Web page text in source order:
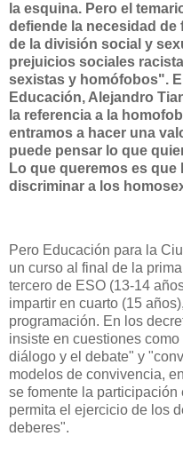
la esquina. Pero el
defiende la necesidad
de la división social y
prejuicios sociales
sexistas y homófobos".
Educación, Alejandro
la referencia a la
entramos a hacer una
puede pensar lo que
Lo que queremos es
discriminar a los
Pero Educación para la
un curso al final de la
tercero de ESO (13-14
impartir en cuarto (15
programación. En los
insiste en cuestiones
diálogo y el debate" y
modelos de convivencia,
se fomente la
permita el ejercicio de los
deberes".